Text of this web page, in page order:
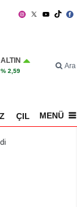
% 2,59
Ara
ÇILDIR SPOR
MENÜ